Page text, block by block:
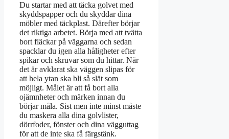
Du startar med att täcka golvet med
skyddspapper och du skyddar dina
möbler med täckplast. Därefter börjar
det riktiga arbetet. Börja med att tvätta
bort fläckar på väggarna och sedan
spacklar du igen alla håligheter efter
spikar och skruvar som du hittar. När
det är avklarat ska väggen slipas för
att hela ytan ska bli så slät som
möjligt. Målet är att få bort alla
ojämnheter och märken innan du
börjar måla. Sist men inte minst måste
du maskera alla dina golvlister,
dörrfoder, fönster och dina vägguttag
för att de inte ska få färgstänk.